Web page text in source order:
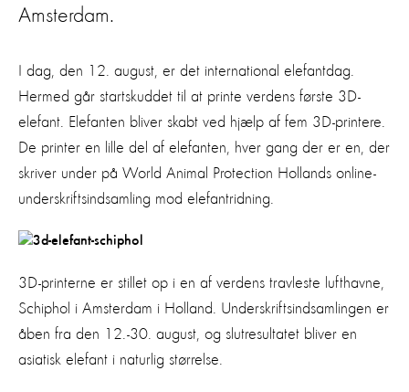
Amsterdam.
I dag, den 12. august, er det international elefantdag.
Hermed går startskuddet til at printe verdens første 3D-
elefant. Elefanten bliver skabt ved hjælp af fem 3D-printere.
De printer en lille del af elefanten, hver gang der er en, der
skriver under på World Animal Protection Hollands online-
underskriftsindsamling mod elefantridning.
3D-printerne er stillet op i en af verdens travleste lufthavne,
Schiphol i Amsterdam i Holland. Underskriftsindsamlingen er
åben fra den 12.-30. august, og slutresultatet bliver en
asiatisk elefant i naturlig størrelse.